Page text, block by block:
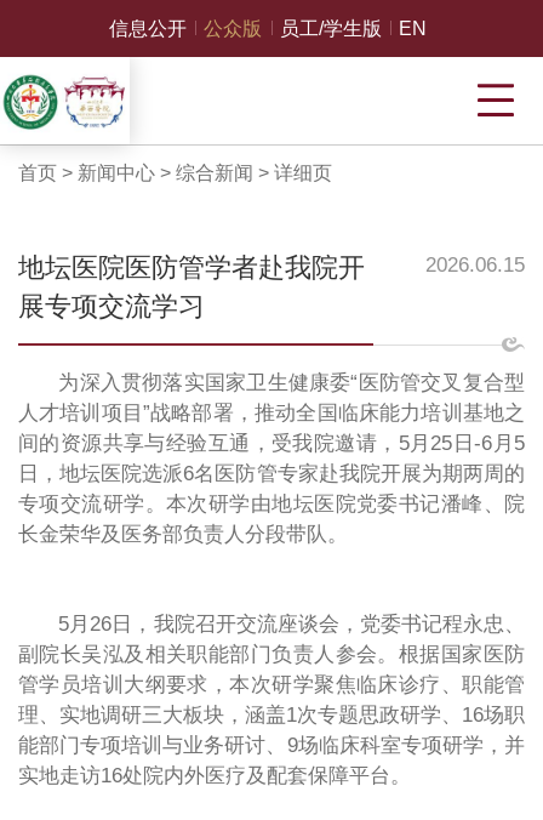
信息公开 公众版 员工/学生版 EN
首页 > 新闻中心> 综合新闻 > 详细页
地坛医院医防管学者赴我院开
展专项交流学习
2026.06.15
为深入贯彻落实国家卫生健康委“医防管交叉复合型
人才培训项目”战略部署，推动全国临床能力培训基地之
间的资源共享与经验互通，受我院邀请，5月25日-6月5
日，地坛医院选派6名医防管专家赴我院开展为期两周的
专项交流研学。本次研学由地坛医院党委书记潘峰、院
长金荣华及医务部负责人分段带队。
5月26日，我院召开交流座谈会，党委书记程永忠、
副院长吴泓及相关职能部门负责人参会。根据国家医防
管学员培训大纲要求，本次研学聚焦临床诊疗、职能管
理、实地调研三大板块，涵盖1次专题思政研学、16场职
能部门专项培训与业务研讨、9场临床科室专项研学，并
实地走访16处院内外医疗及配套保障平台。